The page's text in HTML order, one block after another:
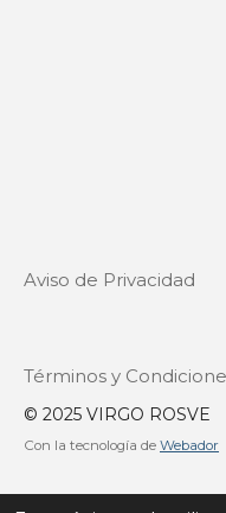
Aviso de Privacidad
Términos y
© 2025 VIRGO ROSVE
Con la tecnología de Webador